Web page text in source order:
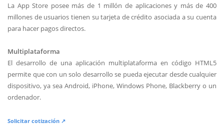
La App Store posee más de 1 millón de aplicaciones y más de 400
millones de usuarios tienen su tarjeta de crédito asociada a su cuenta
para hacer pagos directos.
Multiplataforma
El desarrollo de una aplicación multiplataforma en código HTML5
permite que con un solo desarrollo se pueda ejecutar desde cualquier
dispositivo, ya sea Android, iPhone, Windows Phone, Blackberry o un
ordenador.
Solicitar cotización ↗